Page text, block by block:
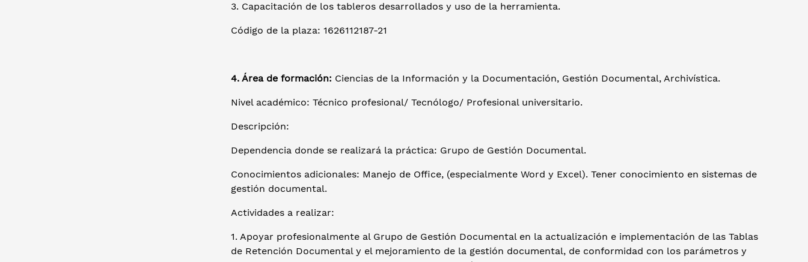
3. Capacitación de los tableros desarrollados y uso de la herramienta.
Código de la plaza: 1626112187-21
4. Área de formación: Ciencias de la Información y la Documentación, Gestión Documental, Archivística.
Nivel académico: Técnico profesional/ Tecnólogo/ Profesional universitario.
Descripción:
Dependencia donde se realizará la práctica: Grupo de Gestión Documental.
Conocimientos adicionales: Manejo de Office, (especialmente Word y Excel). Tener conocimiento en sistemas de
gestión documental.
Actividades a realizar:
1. Apoyar profesionalmente al Grupo de Gestión Documental en la actualización e implementación de las Tablas
de Retención Documental y el mejoramiento de la gestión documental, de conformidad con los parámetros y